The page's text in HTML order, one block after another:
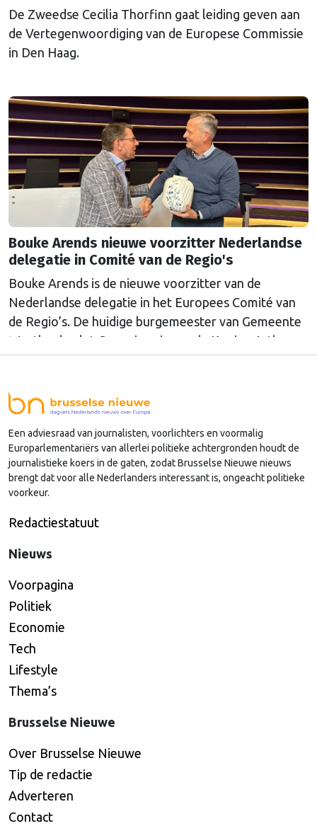
De Zweedse Cecilia Thorfinn gaat leiding geven aan
de Vertegenwoordiging van de Europese Commissie
in Den Haag.
Bouke Arends nieuwe voorzitter Nederlandse
delegatie in Comité van de Regio's
Bouke Arends is de nieuwe voorzitter van de
Nederlandse delegatie in het Europees Comité van
de Regio’s. De huidige burgemeester van Gemeente
Westland volgt Commissaris van de Koning Arthur
Nederlandse regio’s behoorlijk succesvol in hun
lobby in Brussel, en dat komt vooral omdat …
Continued
Een adviesraad van journalisten, voorlichters en voormalig
Europarlementariërs van allerlei politieke achtergronden houdt de
journalistieke koers in de gaten, zodat Brusselse Nieuwe nieuws
brengt dat voor alle Nederlanders interessant is, ongeacht politieke
voorkeur.
Redactiestatuut
Nieuws
Voorpagina
Politiek
Economie
Tech
Lifestyle
Thema’s
Brusselse Nieuwe
Over Brusselse Nieuwe
Tip de redactie
Adverteren
Contact